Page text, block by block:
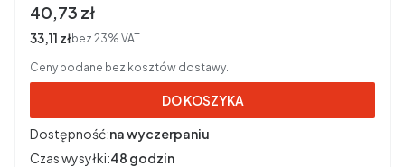
Cena brutto
40,73 zł
Cena netto
33,11 złbez 23% VAT
Ceny podane bez kosztów dostawy.
DO KOSZYKA
Dostępność:na wyczerpaniu
Czas wysyłki:48 godzin